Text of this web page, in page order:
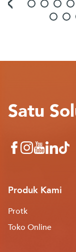
Satu
Produk Kami
Protk
Toko Online